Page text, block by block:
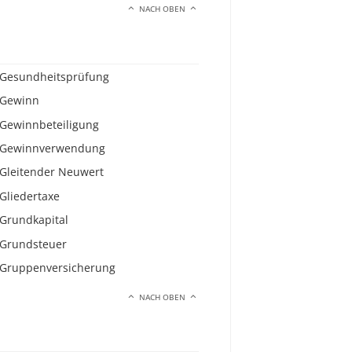
NACH OBEN
Gesundheitsprüfung
Gewinn
Gewinnbeteiligung
Gewinnverwendung
Gleitender Neuwert
Gliedertaxe
Grundkapital
Grundsteuer
Gruppenversicherung
NACH OBEN